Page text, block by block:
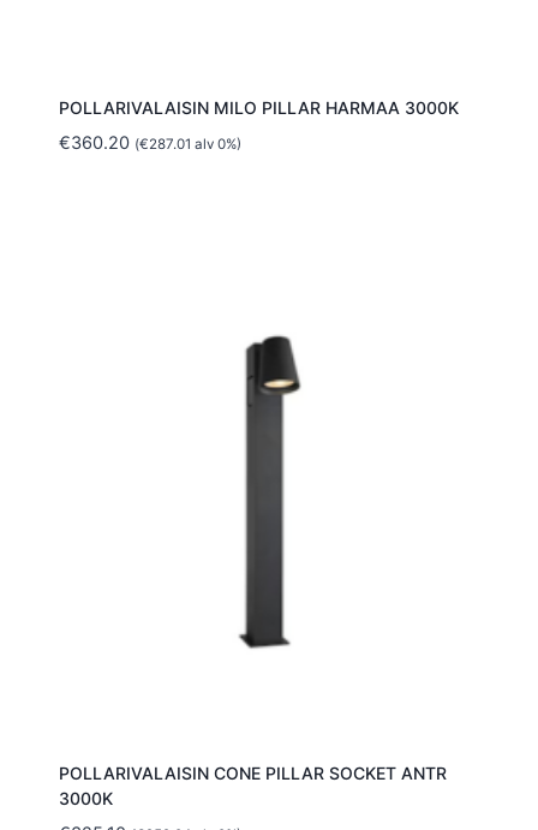
POLLARIVALAISIN MILO PILLAR HARMAA 3000K
€360.20 (€287.01 alv 0%)
POLLARIVALAISIN CONE PILLAR SOCKET ANTR
3000K